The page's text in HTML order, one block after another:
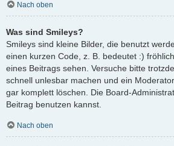
Nach oben
Was sind Smileys?
Smileys sind kleine Bilder, die benutzt
einen kurzen Code, z. B. bedeutet :)
eines Beitrags sehen. Versuche bitte
schnell unlesbar machen und ein
gar komplett löschen. Die Board-
Beitrag benutzen kannst.
Nach oben